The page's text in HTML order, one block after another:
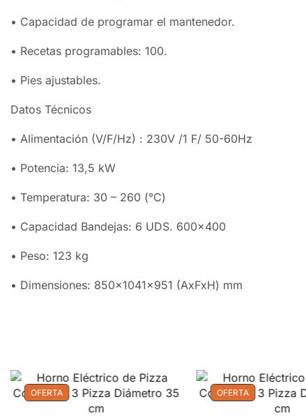
• Capacidad de programar el mantenedor.
• Recetas programables: 100.
• Pies ajustables.
Datos Técnicos
• Alimentación (V/F/Hz) : 230V /1 F/ 50-60Hz
• Potencia: 13,5 kW
• Temperatura: 30 – 260 (°C)
• Capacidad Bandejas: 6 UDS. 600×400
• Peso: 123 kg
• Dimensiones: 850x1041x951 (AxFxH) mm
OFERTA OFERTA